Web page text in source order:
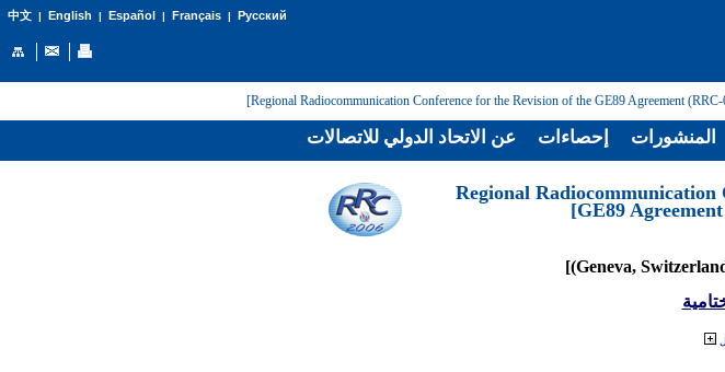
中文| English | Español | Français| Русский
[Regional
GE89
عن الاتحاد الدولي للاتصالات إحصاءات المنشورات